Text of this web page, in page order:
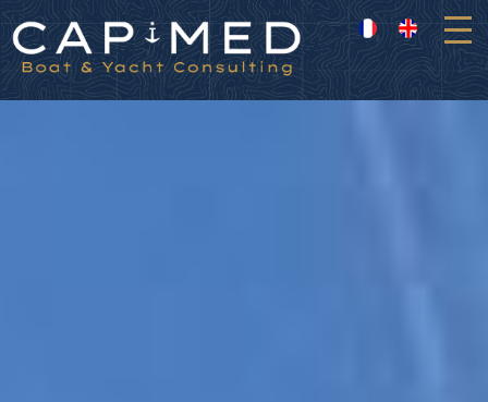
Panneau de gestion des cookies